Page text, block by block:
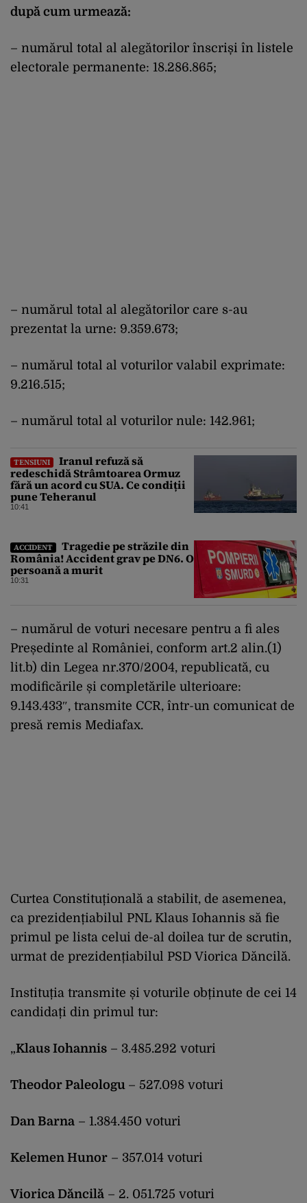
după cum urmează:
– numărul total al alegătorilor înscriși în listele
electorale permanente: 18.286.865;
– numărul total al alegătorilor care s-au
prezentat la urne: 9.359.673;
– numărul total al voturilor valabil exprimate:
9.216.515;
– numărul total al voturilor nule: 142.961;
TENSIUNI
Iranul refuză să
redeschidă Strâmtoarea Ormuz
fără un acord cu SUA. Ce condiții
pune Teheranul
10:41
ACCIDENT
Tragedie pe străzile din
România! Accident grav pe DN6. O
persoană a murit
10:31
– numărul de voturi necesare pentru a fi ales
Președinte al României, conform art.2 alin.(1)
lit.b) din Legea nr.370/2004, republicată, cu
modificările și completările ulterioare:
9.143.433″, transmite CCR, într-un comunicat de
presă remis Mediafax.
Curtea Constituțională a stabilit, de asemenea,
ca prezidențiabilul PNL Klaus Iohannis să fie
primul pe lista celui de-al doilea tur de scrutin,
urmat de prezidențiabilul PSD Viorica Dăncilă.
Instituția transmite și voturile obținute de cei 14
candidați din primul tur:
„Klaus Iohannis – 3.485.292 voturi
Theodor Paleologu – 527.098 voturi
Dan Barna – 1.384.450 voturi
Kelemen Hunor – 357.014 voturi
Viorica Dăncilă – 2. 051.725 voturi